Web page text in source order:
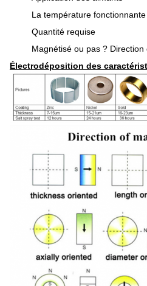
La température
Quantité requise
Magnétisé ou pas ?
Électrodéposition des